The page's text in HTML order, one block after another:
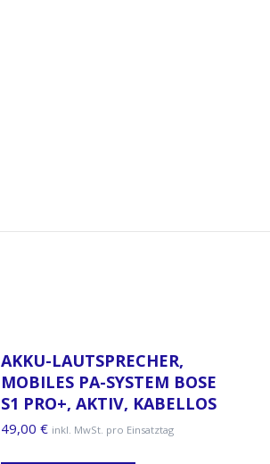
AKKU-LAUTSPRECHER,
MOBILES PA-SYSTEM BOSE
S1 PRO+, AKTIV, KABELLOS
49,00 € inkl. MwSt. pro Einsatztag